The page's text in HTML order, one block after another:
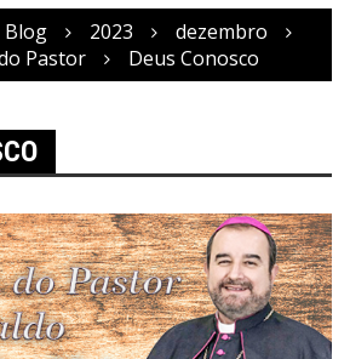
Blog 2023
dezembro
Pastor Deus Conosco